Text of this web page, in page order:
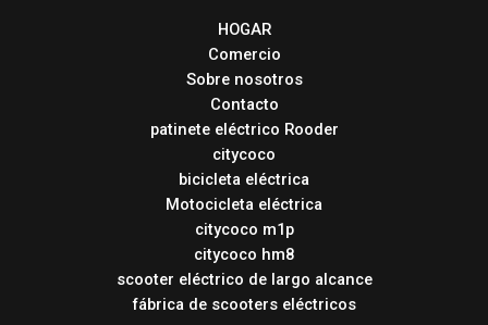
HOGAR
Comercio
Sobre nosotros
Contacto
patinete eléctrico Rooder
citycoco
bicicleta eléctrica
Motocicleta eléctrica
citycoco m1p
citycoco hm8
scooter eléctrico de largo alcance
fábrica de scooters eléctricos